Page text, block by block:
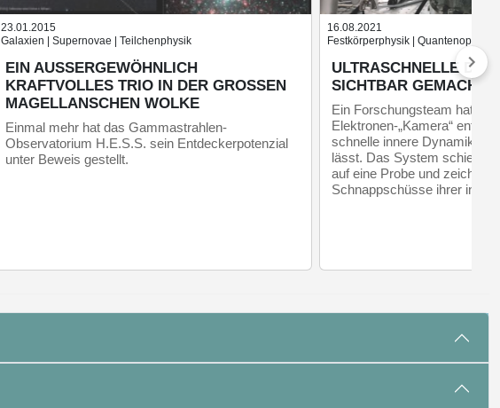
23.01.2015
Galaxien | Supernovae | Teilchenphysik
EIN AUSSERGEWÖHNLICH K
RAFTVOLLES TRIO IN DER GROSSEN MA
GELLANSCHEN WOLKE
Einmal mehr hat das Gammastrahlen-
Observatorium H.E.S.S. sein Entdeckerpotenzial
unter Beweis gestellt.
16.08.2021
Festkörperphysik | Quantenoptik
ULTRASCHNELLE
SICHTBAR GEMACHT
Ein Forschungsteam hat
Elektronen-„Kamera“
schnelle innere Dynamik
lässt. Das System schießt
auf eine Probe und zeichnet
Schnappschüsse ihrer